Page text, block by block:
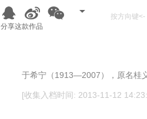
分享这款作品
按方向键
于希宁（1913—2007），原名桂
[收集入档时间: 2013-11-12